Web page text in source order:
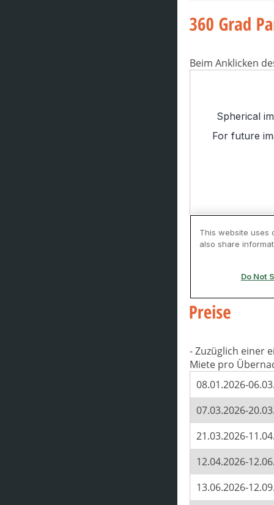
Beim Anklicken
- Zuzüglich einer
Miete pro
08.01.2026-
07.03.2026-
21.03.2026-
12.04.2026-
13.06.2026-